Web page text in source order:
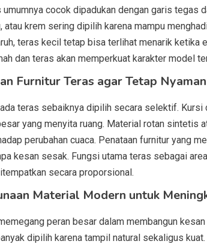
cocok dipadukan dengan garis tegas
atau krem sering dipilih karena mampu
teras kecil tetap bisa terlihat menarik ketika
dan teras akan memperkuat karakter model
Furnitur Teras agar Tetap
teras sebaiknya dipilih secara selektif.
yang menyita ruang. Material rotan sintetis
perubahan cuaca. Penataan furnitur yang
kesan sesak. Fungsi utama teras sebagai
secara proporsional.
Material Modern untuk
peran besar dalam membangun
dipilih karena tampil natural sekaligus